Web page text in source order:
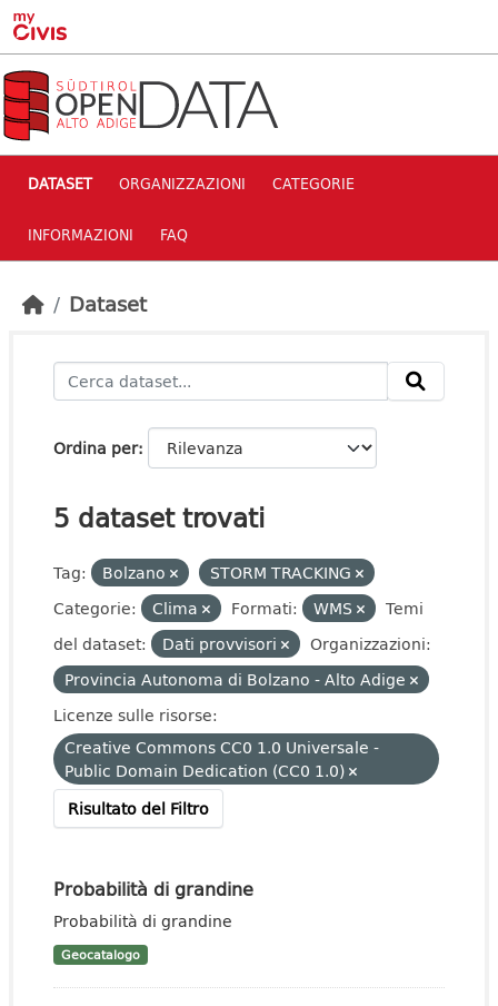
Skip to main content
DATASET ORGANIZZAZIONI CATEGORIE
INFORMAZIONI FAQ
Dataset
Ordina per
5 dataset trovati
Tag: Bolzano
STORM TRACKING
Categorie:
Clima Formati: WMS
Temi
del dataset:
Dati provvisori
Organizzazioni:
Provincia Autonoma di Bolzano - Alto Adige
Licenze sulle risorse:
Creative Commons CC0 1.0 Universale -
Public Domain Dedication (CC0 1.0)
Risultato del Filtro
Probabilità di grandine
Probabilità di grandine
Geocatalogo